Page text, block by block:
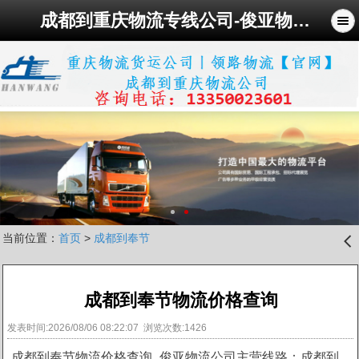
成都到重庆物流专线公司-俊亚物流公司
当前位置： 首页> 成都到奉节 󰊒
成都到奉节物流价格查询
发表时间:2026/08/06 08:22:07 浏览次数:1426